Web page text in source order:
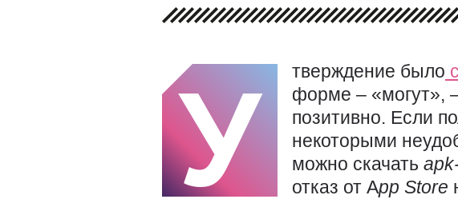
У тверждение было
форме – «могут»,
позитивно. Если
некоторыми
можно скачать
отказ от Аpp Store